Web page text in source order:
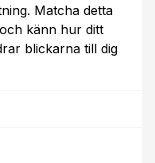
Matcha detta
känn hur ditt
blickarna till dig